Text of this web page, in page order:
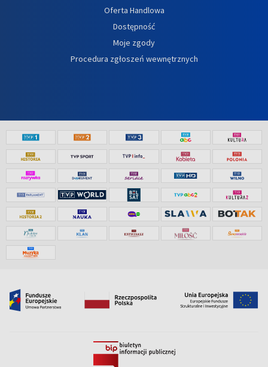
Oferta Handlowa
Dostępność
Moje zgody
Procedura zgłoszeń wewnętrznych